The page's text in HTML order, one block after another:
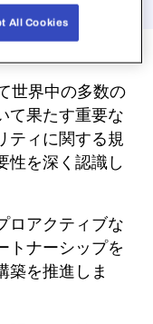
との協業
世界中の多数の
て果たす重要な
ティに関する規
性を深く認識し
ロアクティブな
トナーシップを
築を推進しま
All Cookies